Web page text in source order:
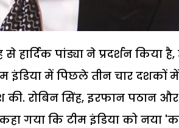
हार्दिक पांड्या ने प्रदर्शन किया
इंडिया में पिछले तीन चार
रोबिन सिंह, इरफान पठान और
गया कि टीम इंडिया को नया